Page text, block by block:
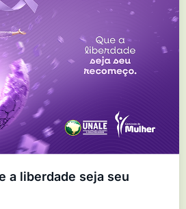
a liberdade seja seu